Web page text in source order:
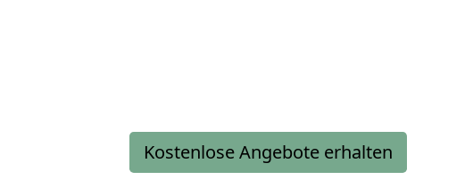
Kostenlose Angebote erhalten